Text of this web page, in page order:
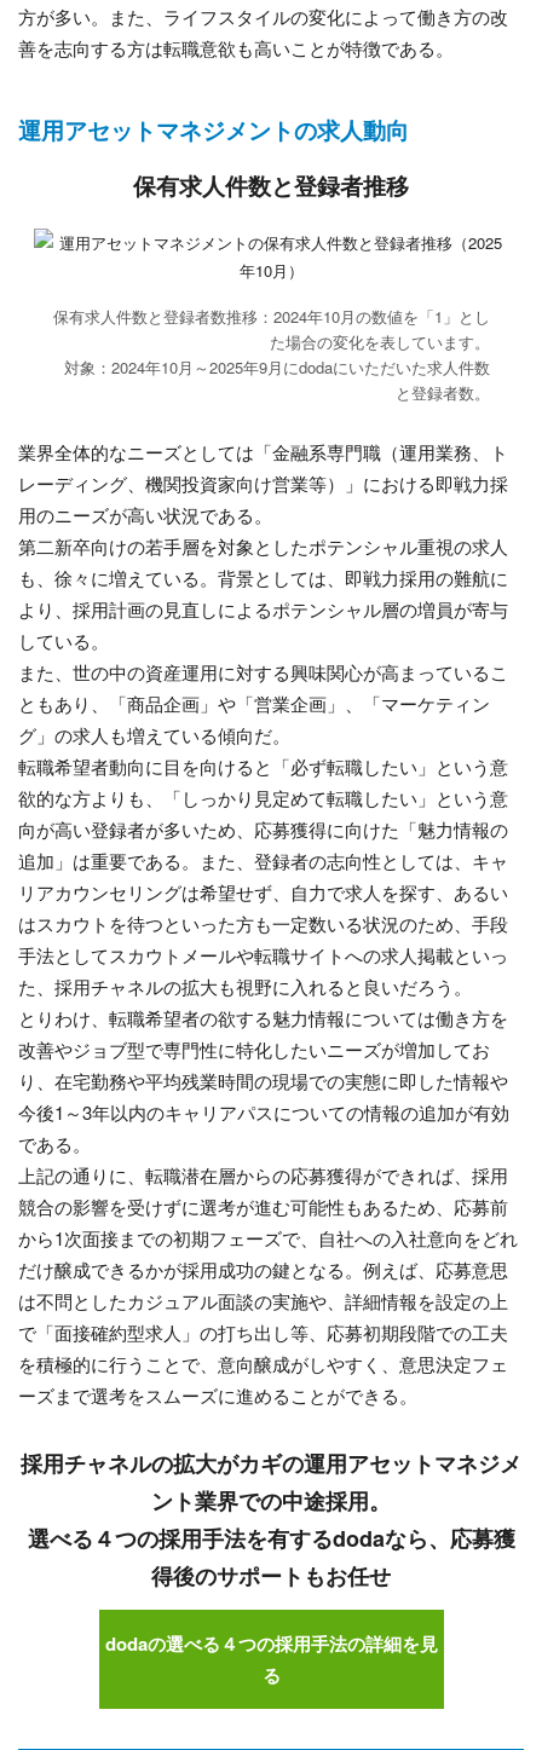
方が多い。また、ライフスタイルの変化によって働き方の改
善を志向する方は転職意欲も高いことが特徴である。
運用アセットマネジメントの求人動向
保有求人件数と登録者推移
保有求人件数と登録者数推移：2024年10月の数値を「1」とし
た場合の変化を表しています。
対象：2024年10月～2025年9月にdodaにいただいた求人件数
と登録者数。
業界全体的なニーズとしては「金融系専門職（運用業務、ト
レーディング、機関投資家向け営業等）」における即戦力採
用のニーズが高い状況である。
第二新卒向けの若手層を対象としたポテンシャル重視の求人
も、徐々に増えている。背景としては、即戦力採用の難航に
より、採用計画の見直しによるポテンシャル層の増員が寄与
している。
また、世の中の資産運用に対する興味関心が高まっているこ
ともあり、「商品企画」や「営業企画」、「マーケティン
グ」の求人も増えている傾向だ。
転職希望者動向に目を向けると「必ず転職したい」という意
欲的な方よりも、「しっかり見定めて転職したい」という意
向が高い登録者が多いため、応募獲得に向けた「魅力情報の
追加」は重要である。また、登録者の志向性としては、キャ
リアカウンセリングは希望せず、自力で求人を探す、あるい
はスカウトを待つといった方も一定数いる状況のため、手段
手法としてスカウトメールや転職サイトへの求人掲載といっ
た、採用チャネルの拡大も視野に入れると良いだろう。
とりわけ、転職希望者の欲する魅力情報については働き方を
改善やジョブ型で専門性に特化したいニーズが増加してお
り、在宅勤務や平均残業時間の現場での実態に即した情報や
今後1～3年以内のキャリアパスについての情報の追加が有効
である。
上記の通りに、転職潜在層からの応募獲得ができれば、採用
競合の影響を受けずに選考が進む可能性もあるため、応募前
から1次面接までの初期フェーズで、自社への入社意向をどれ
だけ醸成できるかが採用成功の鍵となる。例えば、応募意思
は不問としたカジュアル面談の実施や、詳細情報を設定の上
で「面接確約型求人」の打ち出し等、応募初期段階での工夫
を積極的に行うことで、意向醸成がしやすく、意思決定フェ
ーズまで選考をスムーズに進めることができる。
採用チャネルの拡大がカギの運用アセットマネジメ
ント業界での中途採用。
選べる４つの採用手法を有するdodaなら、応募獲
得後のサポートもお任せ
dodaの選べる４つの採用手法の詳細を見
る